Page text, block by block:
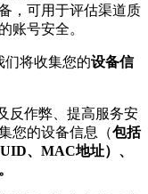
，可用于评估渠道质
账号安全。
们将收集您的设备信
反作弊、提高服务安
您的设备信息（包括
、MAC地址）、